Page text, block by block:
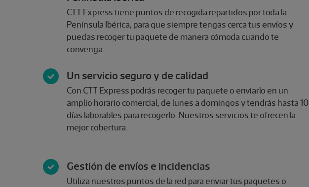
CTT Express tiene puntos de recogida repartidos por toda la
Península Ibérica, para que siempre tengas cerca tus envíos y
puedas recoger tu paquete de manera cómoda cuando te
convenga.
Un servicio seguro y de calidad
Con CTT Express podrás recoger tu paquete o enviarlo en un
amplio horario comercial, de lunes a domingos y tendrás hasta 10
días laborables para recogerlo. Nuestros servicios te ofrecen la
mejor cobertura.
Gestión de envíos e incidencias
​Utiliza nuestros puntos de la red para enviar tus paquetes o